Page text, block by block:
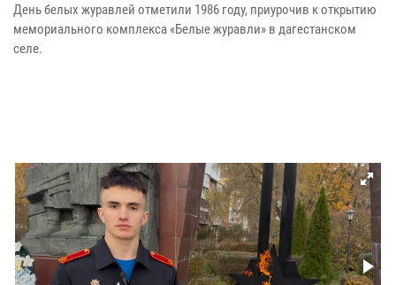
День белых журавлей отметили 1986 году, приурочив к открытию
мемориального комплекса «Белые журавли» в дагестанском
селе.